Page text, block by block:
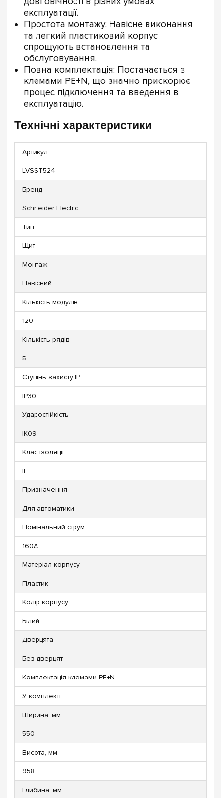
експлуатації.
Простота монтажу: Навісне виконання
та легкий пластиковий корпус
спрощують встановлення та
обслуговування.
Повна комплектація: Постачається з
клемами PE+N, що значно прискорює
процес підключення та введення в
експлуатацію.
Технічні характеристики
Артикул
LVSST524
Бренд
Schneider Electric
Тип
Щит
Монтаж
Навісний
Кількість модулів
120
Кількість рядів
5
Ступінь захисту IP
IP30
Ударостійкість
IK09
Клас ізоляції
II
Призначення
Для автоматики
Номінальний струм
160А
Матеріал корпусу
Пластик
Колір корпусу
Білий
Дверцята
Без дверцят
Комплектація клемами PE+N
У комплекті
Ширина, мм
550
Висота, мм
958
Глибина, мм